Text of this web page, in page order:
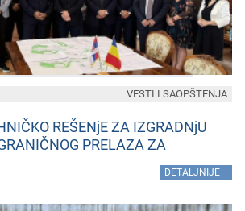
REŠENjE ZA IZGRADNjU
PRELAZA ZA
DETALJNIJE
VESTI I SAOPŠTENJA